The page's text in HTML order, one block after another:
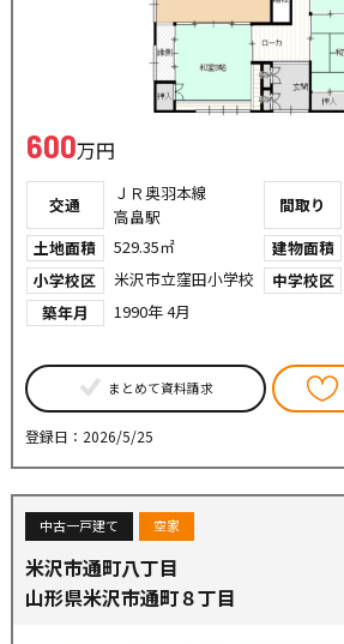
600万円
交通
ＪＲ奥羽本線
高畠駅
間取り
土地面積 529.35㎡ 建物面積
小学校区
米沢市立窪田小学校 中学校区
築年月
1990年 4月
まとめて資料請求
登録日：2026/5/25
中古一戸建て 空家
米沢市通町八丁目
山形県米沢市通町８丁目